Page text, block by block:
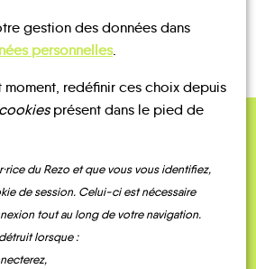
gestion des données dans
personnelles.
moment, redéfinir ces choix depuis
présent dans le pied de
du Rezo et que vous vous identifiez,
de session. Celui-ci est nécessaire
tout au long de votre navigation.
lorsque :